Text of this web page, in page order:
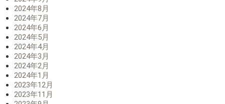
2024年8月
2024年7月
2024年6月
2024年5月
2024年4月
2024年3月
2024年2月
2024年1月
2023年12月
2023年11月